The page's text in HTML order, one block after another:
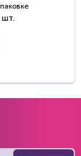
шт.